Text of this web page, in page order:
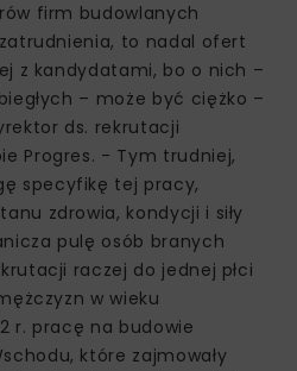
firm budowlanych
to nadal ofert
z kandydatami, bo o nich –
– może być ciężko –
ds. rekrutacji
Progres. - Tym trudniej,
specyfikę tej pracy,
zdrowia, kondycji i siły
pulę osób branych
raczej do jednej płci
w wieku
r. pracę na budowie
które zajmowały